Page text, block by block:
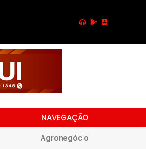
NAVEGAÇÃO
Agronegócio